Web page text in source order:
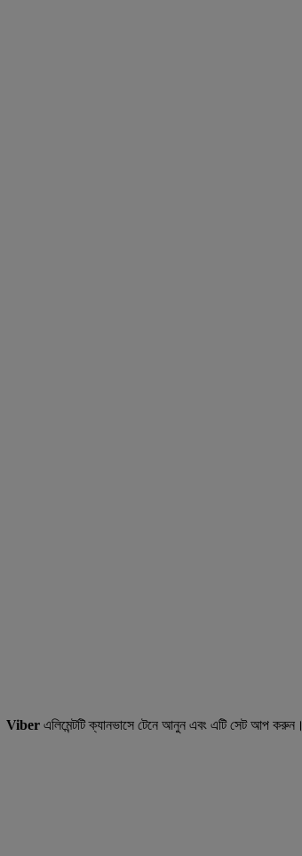
Viber এলিমেন্টটি ক্যানভাসে টেনে আনুন এবং এটি সেট আপ করুন।